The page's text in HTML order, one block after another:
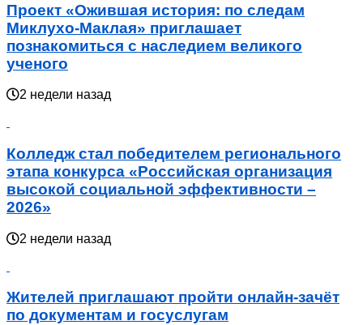
Проект «Ожившая история: по следам
Миклухо-Маклая» приглашает
познакомиться с наследием великого
ученого
2 недели назад
Колледж стал победителем регионального
этапа конкурса «Российская организация
высокой социальной эффективности –
2026»
2 недели назад
Жителей приглашают пройти онлайн-зачёт
по документам и госуслугам